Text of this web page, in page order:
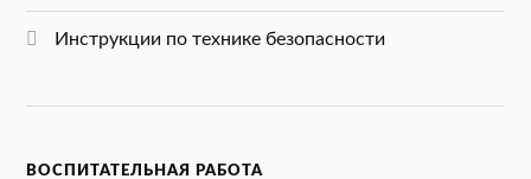
Инструкции по технике безопасности
ВОСПИТАТЕЛЬНАЯ РАБОТА